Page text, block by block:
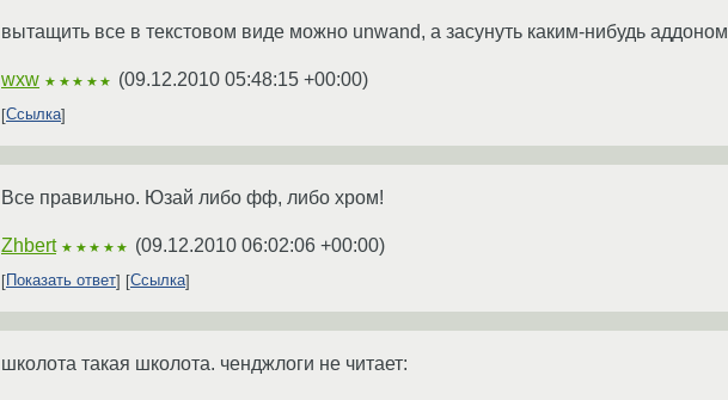
вытащить все в текстовом виде можно unwand, а засунуть каким-нибудь аддоном
wxw ★★★★★ (09.12.2010 05:48:15 +00:00)
Ссылка
Все правильно. Юзай либо фф, либо хром!
Zhbert ★★★★★ (09.12.2010 06:02:06 +00:00)
Показать ответ Ссылка
школота такая школота. ченджлоги не читает: